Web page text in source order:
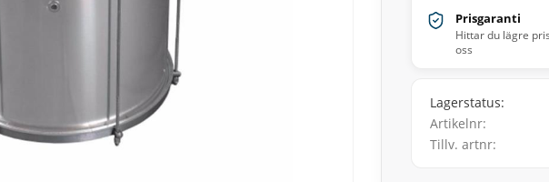
Prisgaranti
Hittar du lägre
oss
Lagerstatus
Artikelnr
Tillv. artnr